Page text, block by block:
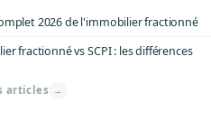
2026 de l'immobilier fractionné
fractionné vs SCPI : les différences
articles →